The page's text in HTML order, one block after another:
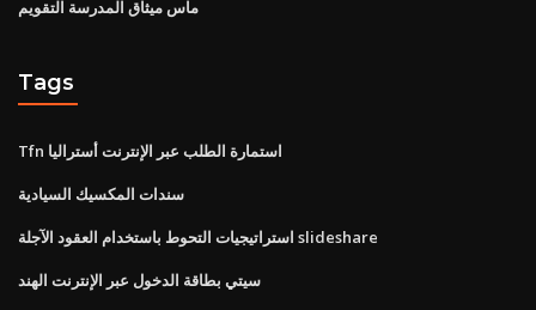
ماس ميثاق المدرسة التقويم
Tags
Tfn استمارة الطلب عبر الإنترنت أستراليا
سندات المكسيك السيادية
استراتيجيات التحوط باستخدام العقود الآجلة slideshare
سيتي بطاقة الدخول عبر الإنترنت الهند